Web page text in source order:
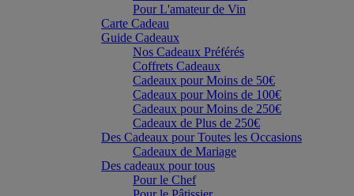
Pour L'amateur de Vin
Carte Cadeau
Guide Cadeaux
Nos Cadeaux Préférés
Coffrets Cadeaux
Cadeaux pour Moins de 50€
Cadeaux pour Moins de 100€
Cadeaux pour Moins de 250€
Cadeaux de Plus de 250€
Des Cadeaux pour Toutes les Occasions
Cadeaux de Mariage
Des cadeaux pour tous
Pour le Chef